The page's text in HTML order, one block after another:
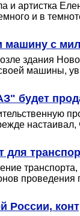
и артистка
и в
машину с
здания
машины,
будет
настаивал,
для
России,